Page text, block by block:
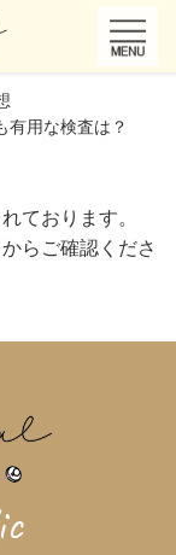
有用な検査は？
ております。
らご確認くださ